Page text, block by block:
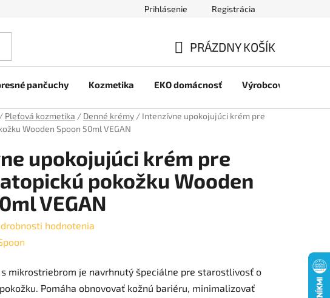
Prihlásenie Registrácia
KOŠÍK
PRÁZDNY KOŠÍK
pančuchy Kozmetika EKO domácnosť Výrobcovia
/ Pleťová kozmetika / Denné krémy / Intenzívne upokojujúci krém pre
Wooden Spoon 50ml VEGAN
upokojujúci krém pre
pokožku Wooden
VEGAN
hodnotenia
mikrostriebrom je navrhnutý špeciálne pre starostlivosť o
Pomáha obnovovať kožnú bariéru, minimalizovať